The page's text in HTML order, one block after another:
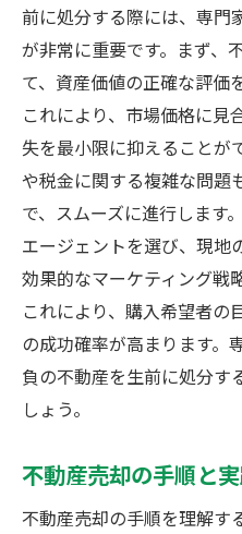
適切な売却価格
効率的に不動産
不動産売却で家族の
不動産売却がも
親の不動産を売
負の不動産を手
不動産売却にお
ーション
家族の意見を尊
売却後の生活設
生前に不動産を処分
効率的に不動産
生前売却で家族
前に処分する際には、専門
が非常に重要です。まず、
て、資産価値の正確な評価
これにより、市場価格に見
失を最小限に抑えることが
や税金に関する複雑な問題
で、スムーズに進行します
エージェントを選び、現地
効果的なマーケティング戦
これにより、購入希望者の
の成功確率が高まります。
負の不動産を生前に処分す
しょう。
不動産売却の手順と
不動産売却の手順を理解す